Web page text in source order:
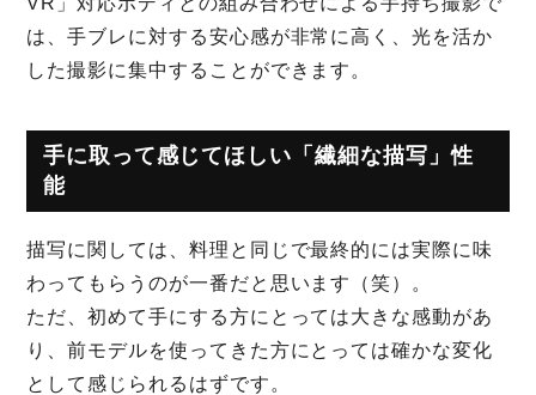
は、手ブレに対する安心感が非常に高く、光を活か
した撮影に集中することができます。
手に取って感じてほしい「繊細な描写」性
能
描写に関しては、料理と同じで最終的には実際に味
わってもらうのが一番だと思います（笑）。
ただ、初めて手にする方にとっては大きな感動があ
り、前モデルを使ってきた方にとっては確かな変化
として感じられるはずです。